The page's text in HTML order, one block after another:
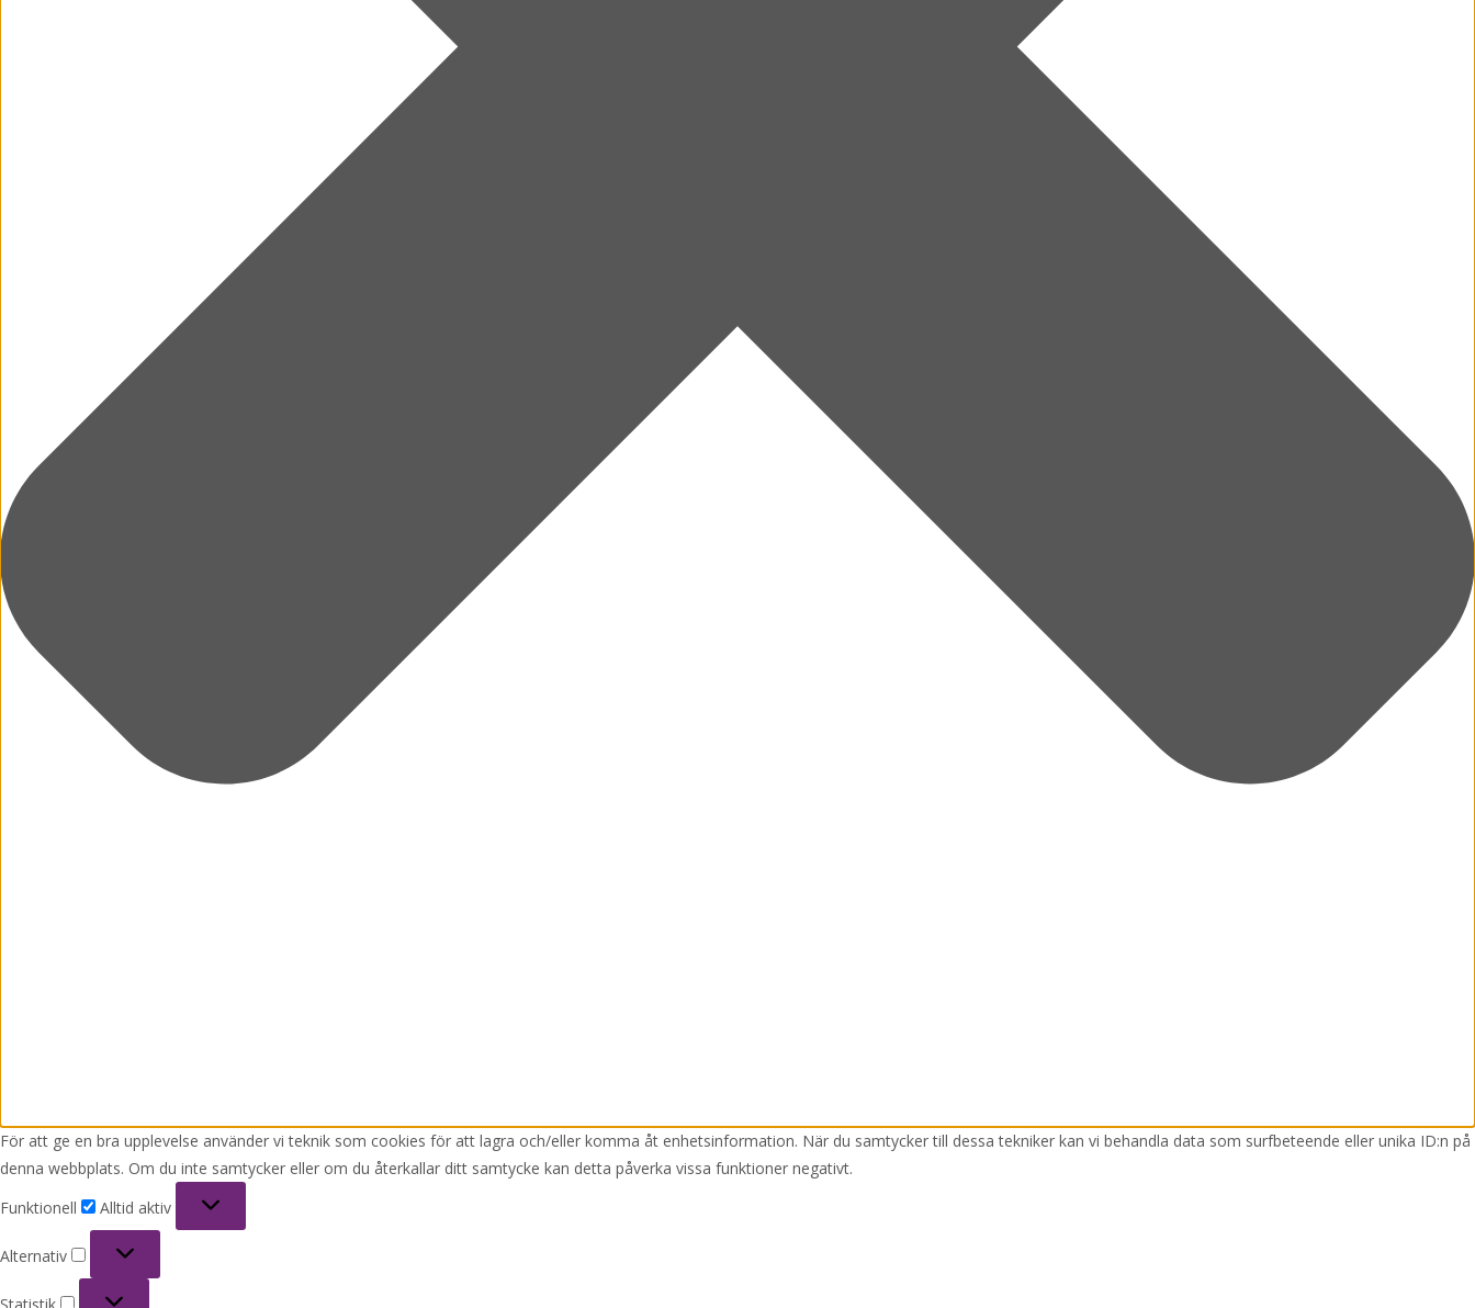
För att ge en bra upplevelse använder vi teknik som cookies för att lagra och/eller komma åt enhetsinformation. När du samtycker till dessa tekniker kan vi behandla data som surfbeteende eller unika ID:n på
denna webbplats. Om du inte samtycker eller om du återkallar ditt samtycke kan detta påverka vissa funktioner negativt.
Funktionell
Alltid aktiv
Alternativ